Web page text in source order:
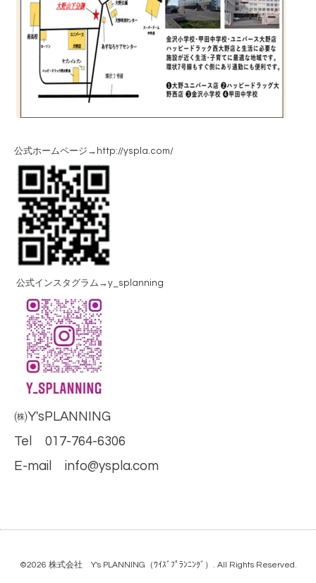
公式ホームページ→http://yspla.com/
公式インスタグラム→y_splanning
㈱Y'sPLANNING
Tel 017-764-6306
E-mail info@yspla.com
©2026 株式会社 Y's PLANNING（ﾜｲｽﾞﾌﾟﾗﾝﾆﾝｸﾞ） . All Rights Reserved.